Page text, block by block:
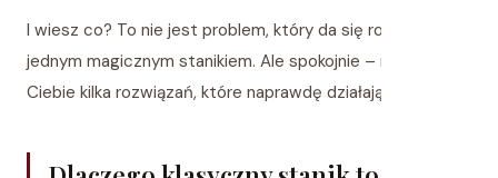
I wiesz co? To nie jest problem, który da się rozwiązać
jednym magicznym stanikiem. Ale spokojnie – mam dla
Ciebie kilka rozwiązań, które naprawdę działają.